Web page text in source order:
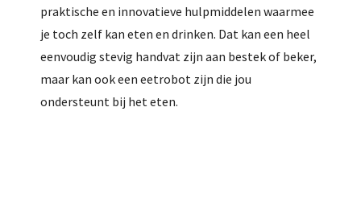
praktische en innovatieve hulpmiddelen waarmee
je toch zelf kan eten en drinken. Dat kan een heel
eenvoudig stevig handvat zijn aan bestek of beker,
maar kan ook een eetrobot zijn die jou
ondersteunt bij het eten.